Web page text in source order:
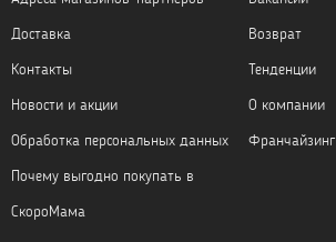
Доставка
Возврат
Контакты
Тенденции
Новости и акции
О компании
Обработка персональных данных
Франчайзинг
Почему выгодно покупать в
СкороМама